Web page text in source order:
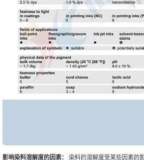
影响染料溶解度的因素： 染料的溶解度受某些因素的